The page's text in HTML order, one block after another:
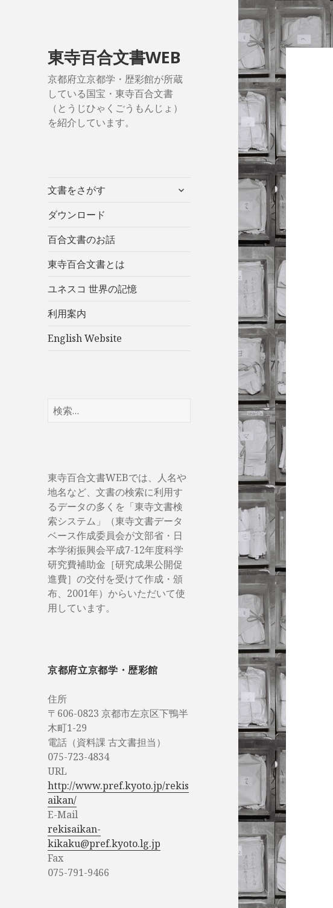
東寺百合文書WEB
京都府立京都学・歴彩館が所蔵
している国宝・東寺百合文書
（とうじひゃくごうもんじょ）
を紹介しています。
文書をさがす
サ
ダウンロード
百合文書のお話
東寺百合文書とは
ユネスコ 世界の記憶
利用案内
English Website
検
索:
東寺百合文書WEBでは、人名や
地名など、文書の検索に利用す
るデータの多くを「東寺文書検
索システム」（東寺文書データ
ベース作成委員会が文部省・日
本学術振興会平成7-12年度科学
研究費補助金［研究成果公開促
進費］の交付を受けて作成・頒
布、2001年）からいただいて使
用しています。
京都府立京都学・歴彩館
住所
〒606-0823 京都市左京区下鴨半
木町1-29
電話（資料課 古文書担当）
075-723-4834
URL
http://www.pref.kyoto.jp/rekis
aikan/
E-Mail
rekisaikan-
kikaku@pref.kyoto.lg.jp
Fax
075-791-9466